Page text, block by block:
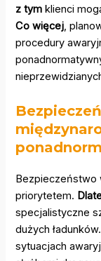
z tym klienci
Co więcej,
procedury
Bezpieczeństwo
priorytetem.
specjalistyczne
dużych ładunków.
sytuacjach